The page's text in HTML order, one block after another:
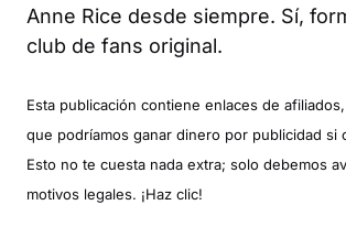
Anne Rice desde siempre. Sí,
club de fans original.
Esta publicación contiene enlaces de
que podríamos ganar dinero por publicidad si
Esto no te cuesta nada extra; solo debemos
motivos legales. ¡Haz clic!